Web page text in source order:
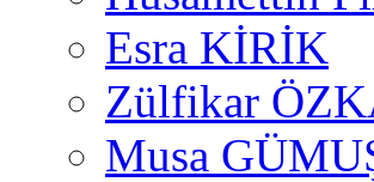
Esra KİRİK
Zülfikar
Musa